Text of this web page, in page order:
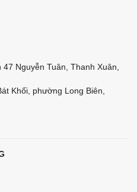
Nguyễn Tuân, Thanh Xuân,
Khối, phường Long Biên,